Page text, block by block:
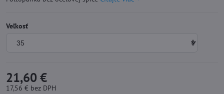
Veľkosť
21,60 €
17,56 € bez DPH